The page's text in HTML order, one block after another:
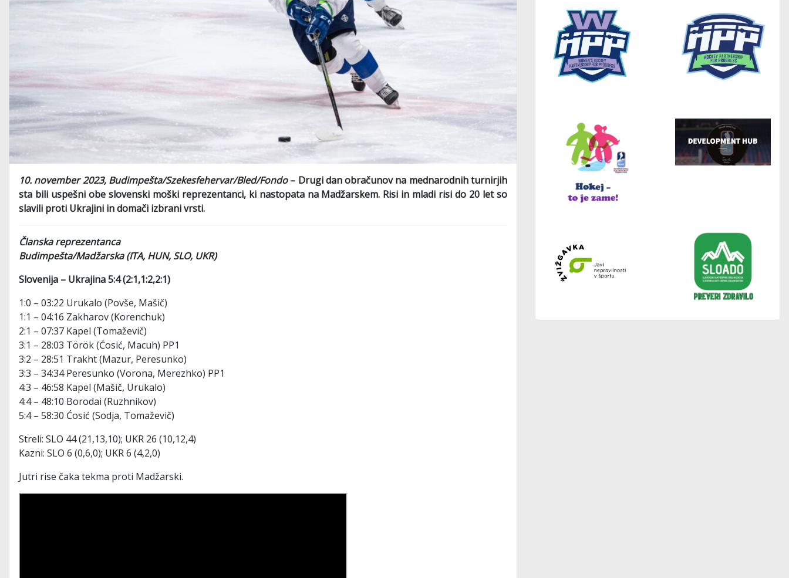
10. november 2023, Budimpešta/Szekesfehervar/Bled/Fondo– Drugi dan obračunov na mednarodnih turnirjih
sta bili uspešni obe slovenski moški reprezentanci, ki nastopata na Madžarskem. Risi in mladi risi do 20 let so
slavili proti Ukrajini in domači izbrani vrsti.
Članska reprezentanca
Budimpešta/Madžarska (ITA, HUN, SLO, UKR)
Slovenija – Ukrajina 5:4 (2:1,1:2,2:1)
1:0 – 03:22 Urukalo (Povše, Mašič)
1:1 – 04:16 Zakharov (Korenchuk)
2:1 – 07:37 Kapel (Tomaževič)
3:1 – 28:03 Török (Ćosić, Macuh) PP1
3:2 – 28:51 Trakht (Mazur, Peresunko)
3:3 – 34:34 Peresunko (Vorona, Merezhko) PP1
4:3 – 46:58 Kapel (Mašič, Urukalo)
4:4 – 48:10 Borodai (Ruzhnikov)
5:4 – 58:30 Ćosić (Sodja, Tomaževič)
Streli: SLO 44 (21,13,10); UKR 26 (10,12,4)
Kazni: SLO 6 (0,6,0); UKR 6 (4,2,0)
Jutri rise čaka tekma proti Madžarski.